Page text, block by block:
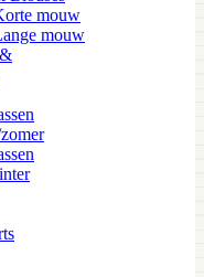
mouw
mouw